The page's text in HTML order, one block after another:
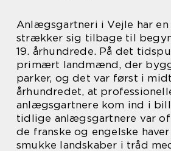
Anlægsgartneri i Vejle har
strækker sig tilbage til
19. århundrede. På det
primært landmænd, der
parker, og det var først i
århundredet, at
anlægsgartnere kom ind i
tidlige anlægsgartnere var
de franske og engelske
smukke landskaber i tråd